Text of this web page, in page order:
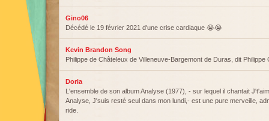
Gino06
Décédé le 19 février 2021 d'une crise cardiaque 😭😭
Kevin Brandon Song
Philippe de Châteleux de Villeneuve-Bargemont de Duras, dit Philippe
Doria
L'ensemble de son album Analyse (1977), - sur lequel il chantait
Analyse, J'suis resté seul dans mon lundi,- est une pure merveille,
ride.